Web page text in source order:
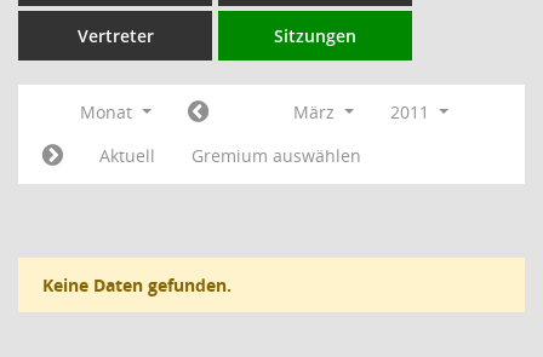
Vertreter Sitzungen
Monat März
2011
Aktuell
Gremium auswählen
Keine Daten gefunden.